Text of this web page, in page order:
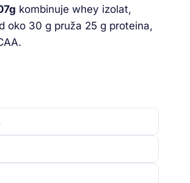
kombinuje whey izolat,
oko 30 g pruža 25 g proteina,